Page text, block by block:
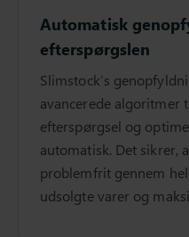
Automatisk
efterspørgslen
Slimstock’s
avancerede algoritmer
efterspørgsel og
automatisk. Det sikrer,
problemfrit gennem
udsolgte varer og